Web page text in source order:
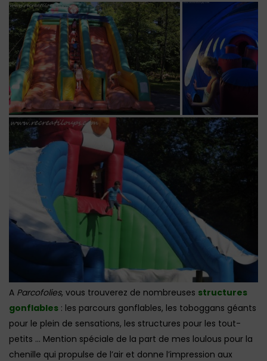
A Parcofolies, vous trouverez de nombreuses structures
gonflables : les parcours gonflables, les toboggans géants
pour le plein de sensations, les structures pour les tout-
petits … Mention spéciale de la part de mes loulous pour la
chenille qui propulse de l’air et donne l’impression aux